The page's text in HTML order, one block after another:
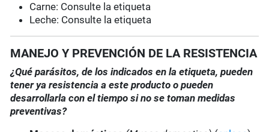
Carne: Consulte la etiqueta
Leche: Consulte la etiqueta
MANEJO Y PREVENCIÓN DE LA RESISTENCIA
¿Qué parásitos, de los indicados en la etiqueta, pueden
tener ya resistencia a este producto o pueden
desarrollarla con el tiempo si no se toman medidas
preventivas?